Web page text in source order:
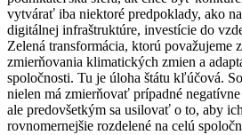
vytvárať iba niektoré predpoklady, ako
digitálnej infraštruktúre, investície do
Zelená transformácia, ktorú považujeme
zmierňovania klimatických zmien a
spoločnosti. Tu je úloha štátu kľúčová.
nielen má zmierňovať prípadné
ale predovšetkým sa usilovať o to, aby
rovnomernejšie rozdelené na celú